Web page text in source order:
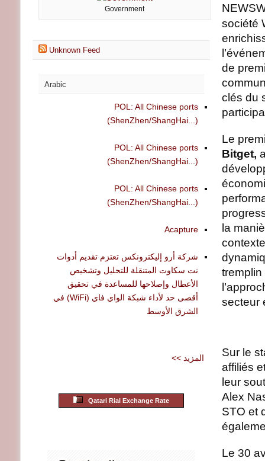
société
de
clés du
Le
Bitget,
la
tremplin
secteur
Sur le
affiliés
leur
Alex
STO et
Le 30
Government
Unknown Feed
Arabic
POL: All Chinese ports
(ShenZhen/ShangHai...)
POL: All Chinese ports
(ShenZhen/ShangHai...)
POL: All Chinese ports
(ShenZhen/ShangHai...)
Acapture
شركة أرو إليكترونكس تعتزم تقديم أدوات
نت سكاوت المتنقلة للتحليل وتشخيص
الأعطال وإصلاحها للمساعدة في تحقيق
أقصى حد لأداء شبكة الواي فاي (WiFi) في
الشرق الأوسط
<< المزيد
Qatari Rial Exchange Rate